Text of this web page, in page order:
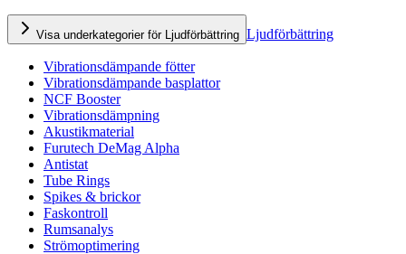
Visa underkategorier för Ljudförbättring Ljudförbättring
Vibrationsdämpande fötter
Vibrationsdämpande basplattor
NCF Booster
Vibrationsdämpning
Akustikmaterial
Furutech DeMag Alpha
Antistat
Tube Rings
Spikes & brickor
Faskontroll
Rumsanalys
Strömoptimering